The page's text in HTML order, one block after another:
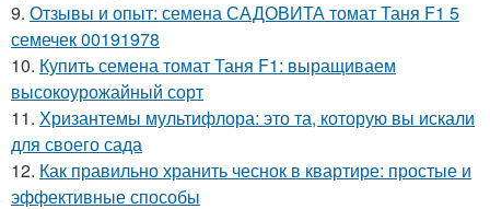
9. Отзывы и опыт: семена САДОВИТА томат Таня F1 5
семечек 00191978
10. Купить семена томат Таня F1: выращиваем
высокоурожайный сорт
11. Хризантемы мультифлора: это та, которую вы искали
для своего сада
12. Как правильно хранить чеснок в квартире: простые и
эффективные способы